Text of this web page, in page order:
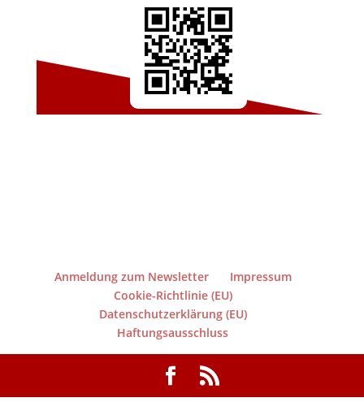
Anmeldung zum Newsletter
Impressum
Cookie-Richtlinie (EU)
Datenschutzerklärung (EU)
Haftungsausschluss